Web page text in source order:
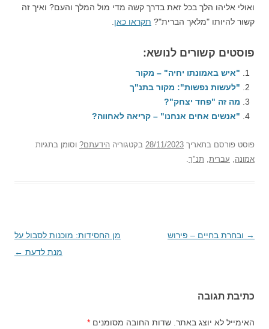
ואולי אליהו הלך בכל זאת בדרך קשה מדי מול המלך והעם? ואיך זה
קשור להיותו "מלאך הברית"? תקראו כאן
פוסטים קשורים לנושא:
"איש באמונתו יחיה" – מקור
"לעשות נפשות": מקור בתנ"ך
מה זה "פחד יצחק"?
"אנשים אחים אנחנו" – קריאה לאחווה?
פוסט פורסם בתאריך 28/11/2023 בקטגוריה הידעתם? וסומן בתגיות
אמונה
עברית תנ"ך
ניווט
→ ובחרת בחיים – פירוש
מן החסידות: מוכנות לסבול על
מנת לדעת ←
כתיבת תגובה
האימייל לא יוצג באתר. שדות החובה מסומנים *